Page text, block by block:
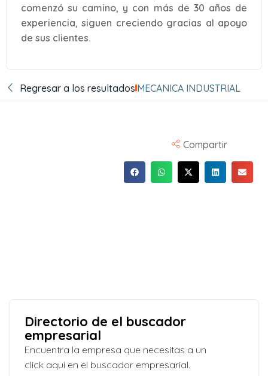
comenzó su camino, y con más de 30 años de
experiencia, siguen creciendo gracias al apoyo
de sus clientes.
Regresar a los resultadosMECANICA INDUSTRIAL
Compartir
Directorio de el buscador
empresarial
Encuentra la empresa que necesitas a un
click aquí en el buscador empresarial.